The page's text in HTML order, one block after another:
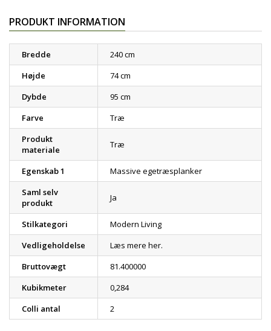
PRODUKT INFORMATION
Bredde
240 cm
Højde
74 cm
Dybde
95 cm
Farve
Træ
Produkt
materiale
Træ
Egenskab 1
Massive egetræsplanker
Saml selv
produkt
Ja
Stilkategori
Modern Living
Vedligeholdelse
Læs mere her.
Bruttovægt
81.400000
Kubikmeter
0,284
Colli antal
2